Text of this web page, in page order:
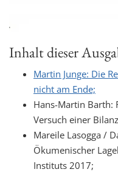
Inhalt dieser
Martin Junge: Die
nicht am Ende;
Hans-Martin Barth:
Versuch einer
Mareile Lasogga /
Ökumenischer
Instituts 2017;